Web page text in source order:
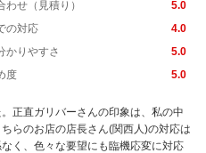
わせ（見積り）
5.0
の対応
4.0
かりやすさ
5.0
度
5.0
正直ガリバーさんの印象は、私の中
らのお店の店長さん(関西人)の対応は
く、色々な要望にも臨機応変に対応